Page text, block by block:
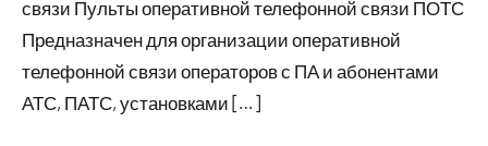
связи Пульты оперативной телефонной связи ПОТС
Предназначен для организации оперативной
телефонной связи операторов с ПА и абонентами
АТС, ПАТС, установками […]